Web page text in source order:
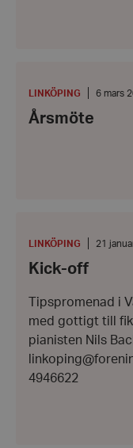
PLATS:
LINKÖPING
Datum:
6 mars
Årsmöte
PLATS:
LINKÖPING
Datum:
21
Kick-off
Tipspromenad i
med gottigt till
pianisten Nils
4946622